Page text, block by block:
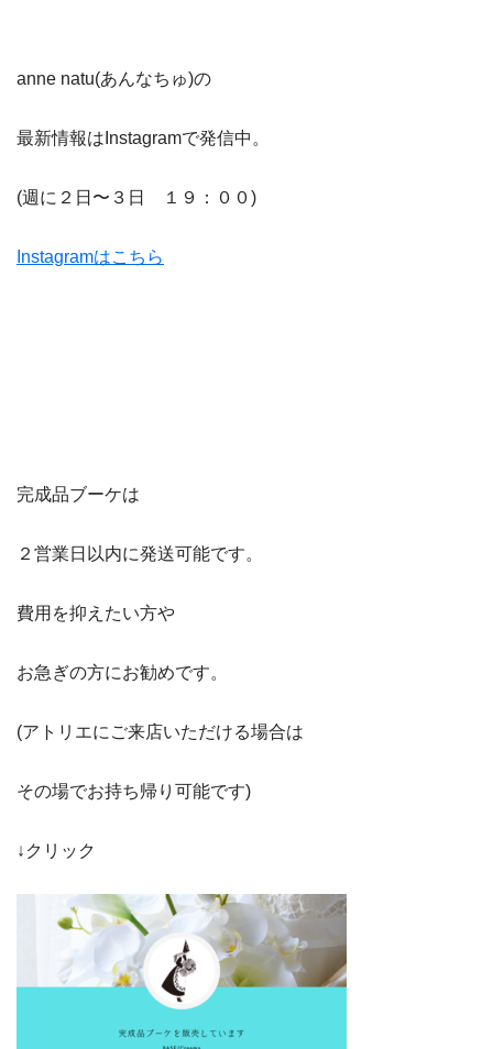
anne natu(あんなちゅ)の
最新情報はInstagramで発信中。
(週に２日〜３日 １９：００)
Instagramはこちら
完成品ブーケは
２営業日以内に発送可能です。
費用を抑えたい方や
お急ぎの方にお勧めです。
(アトリエにご来店いただける場合は
その場でお持ち帰り可能です)
↓クリック